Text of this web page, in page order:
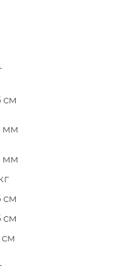
см
мм
мм
см
см
см